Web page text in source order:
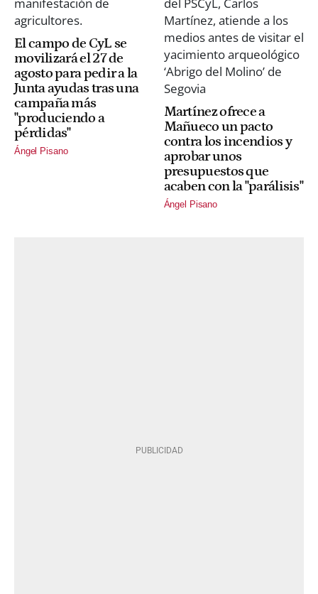
El campo de CyL se
movilizará el 27 de
agosto para pedir a la
Junta ayudas tras una
campaña más
"produciendo a
pérdidas"
Ángel Pisano
Martínez ofrece a
Mañueco un pacto
contra los incendios y
aprobar unos
presupuestos que
acaben con la "parálisis"
Ángel Pisano